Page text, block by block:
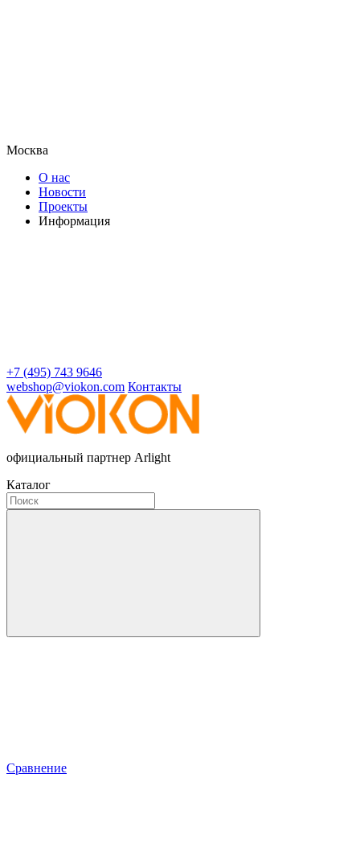
Москва
О нас
Новости
Проекты
Информация
+7 (495) 743 9646
webshop@viokon.com Контакты
официальный партнер Arlight
Каталог
Сравнение